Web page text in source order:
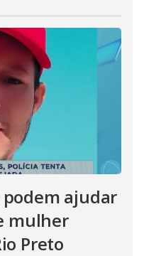
ajudar
mulher
Preto